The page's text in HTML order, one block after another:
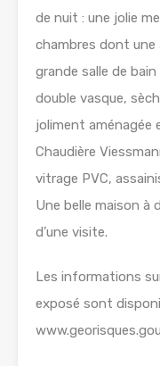
de nuit : une jolie
chambres dont une
grande salle de bain
double vasque,
joliment aménagée
Chaudière
vitrage PVC,
Une belle maison à
d’une visite.
Les informations
exposé sont